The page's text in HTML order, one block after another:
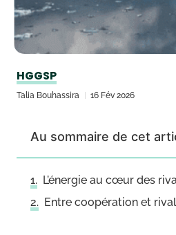
HGGSP
Talia Bouhassira 16 Fév 2026
Au sommaire de cet
L’énergie au cœur des
Entre coopération et